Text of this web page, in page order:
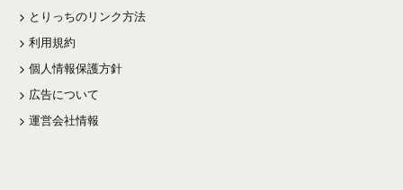
とりっちのリンク方法
利用規約
個人情報保護方針
広告について
運営会社情報